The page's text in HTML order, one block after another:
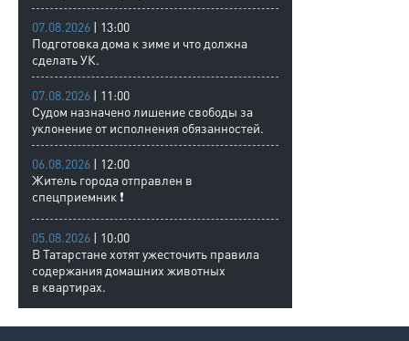
07.08.2026 | 13:00
Подготовка дома к зиме и что должна
сделать УК.
07.08.2026 | 11:00
Судом назначено лишение свободы за
уклонение от исполнения обязанностей.
06.08.2026 | 12:00
Житель города отправлен в
спецприемник ❗
05.08.2026 | 10:00
В Татарстане хотят ужесточить правила
содержания домашних животных
в квартирах.